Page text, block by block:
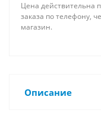
Цена действительна
заказа по телефону,
магазин.
Описание